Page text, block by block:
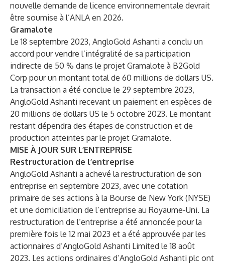
nouvelle demande de licence environnementale devrait
être soumise à l’ANLA en 2026.
Gramalote
Le 18 septembre 2023, AngloGold Ashanti a conclu un
accord pour vendre l’intégralité de sa participation
indirecte de 50 % dans le projet Gramalote à B2Gold
Corp pour un montant total de 60 millions de dollars US.
La transaction a été conclue le 29 septembre 2023,
AngloGold Ashanti recevant un paiement en espèces de
20 millions de dollars US le 5 octobre 2023. Le montant
restant dépendra des étapes de construction et de
production atteintes par le projet Gramalote.
MISE À JOUR SUR L’ENTREPRISE
Restructuration de l’entreprise
AngloGold Ashanti a achevé la restructuration de son
entreprise en septembre 2023, avec une cotation
primaire de ses actions à la Bourse de New York (NYSE)
et une domiciliation de l’entreprise au Royaume-Uni. La
restructuration de l’entreprise a été annoncée pour la
première fois le 12 mai 2023 et a été approuvée par les
actionnaires d’AngloGold Ashanti Limited le 18 août
2023. Les actions ordinaires d’AngloGold Ashanti plc ont